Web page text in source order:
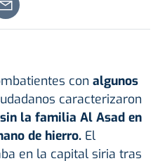
con algunos
caracterizaron
la familia Al Asad en
de hierro. El
en la capital siria tras